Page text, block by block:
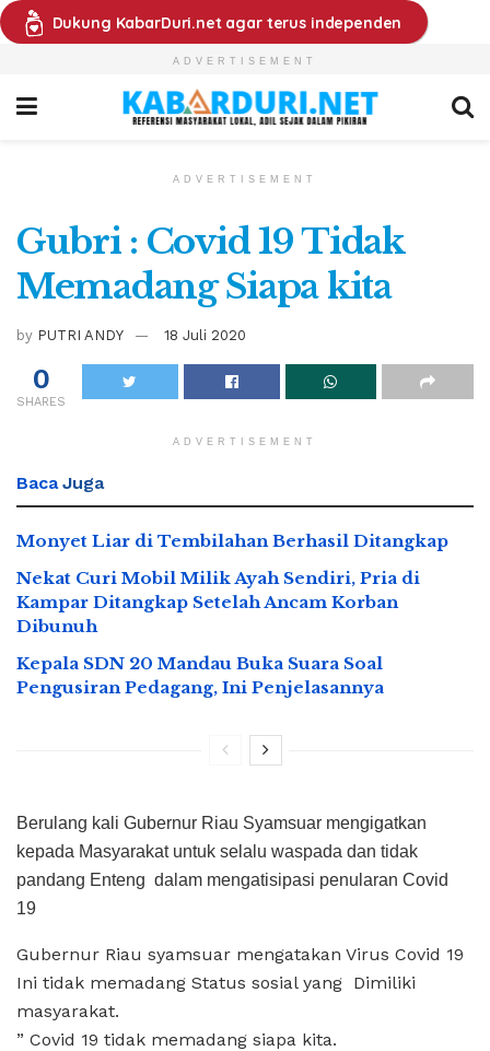
Dukung KabarDuri.net agar terus independen
ADVERTISEMENT
ADVERTISEMENT
Gubri : Covid 19 Tidak
Memadang Siapa kita
by PUTRI ANDY 18 Juli 2020
0
SHARES
ADVERTISEMENT
Baca Juga
Monyet Liar di Tembilahan Berhasil Ditangkap
Nekat Curi Mobil Milik Ayah Sendiri, Pria di
Kampar Ditangkap Setelah Ancam Korban
Dibunuh
Kepala SDN 20 Mandau Buka Suara Soal
Pengusiran Pedagang, Ini Penjelasannya
Berulang kali Gubernur Riau Syamsuar mengigatkan
kepada Masyarakat untuk selalu waspada dan tidak
pandang Enteng dalam mengatisipasi penularan Covid
19
Gubernur Riau syamsuar mengatakan Virus Covid 19
Ini tidak memadang Status sosial yang Dimiliki
masyarakat.
” Covid 19 tidak memadang siapa kita.